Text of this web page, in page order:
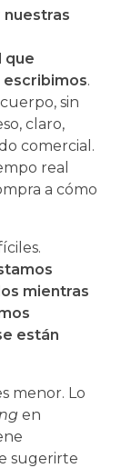
nuestras
que
escribimos.
sin
claro,
comercial.
real
a cómo
mientras
están
menor. Lo
en
sugerirte